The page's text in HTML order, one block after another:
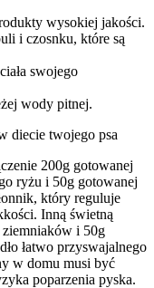
wysokiej jakości.
i czosnku, które są
swojego
wody pitnej.
diecie twojego psa
200g gotowanej
ryżu i 50g gotowanej
który reguluje
Inną świetną
ziemniaków i 50g
łatwo przyswajalnego
w domu musi być
poparzenia pyska.